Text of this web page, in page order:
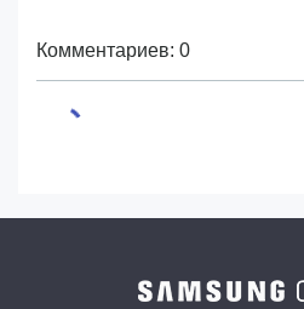
Комментариев: 0